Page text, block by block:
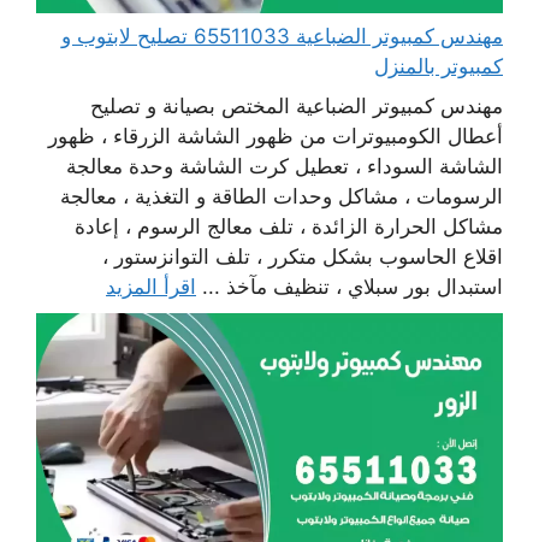
مهندس كمبيوتر الضباعية 65511033 تصليح لابتوب و
كمبيوتر بالمنزل
مهندس كمبيوتر الضباعية المختص بصيانة و تصليح
أعطال الكومبيوترات من ظهور الشاشة الزرقاء ، ظهور
الشاشة السوداء ، تعطيل كرت الشاشة وحدة معالجة
الرسومات ، مشاكل وحدات الطاقة و التغذية ، معالجة
مشاكل الحرارة الزائدة ، تلف معالج الرسوم ، إعادة
اقلاع الحاسوب بشكل متكرر ، تلف التوانزستور ،
استبدال بور سبلاي ، تنظيف مآخذ ... اقرأ المزيد